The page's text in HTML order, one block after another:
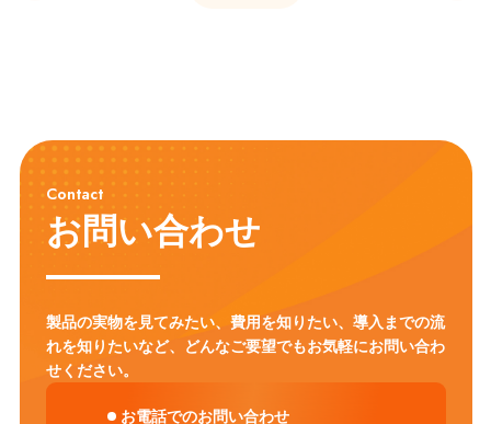
Contact
お問い合わせ
製品の実物を見てみたい、費用を知りたい、導入までの流
れを知りたいなど、
どんなご要望でもお気軽にお問い合わ
せください。
お電話でのお問い合わせ